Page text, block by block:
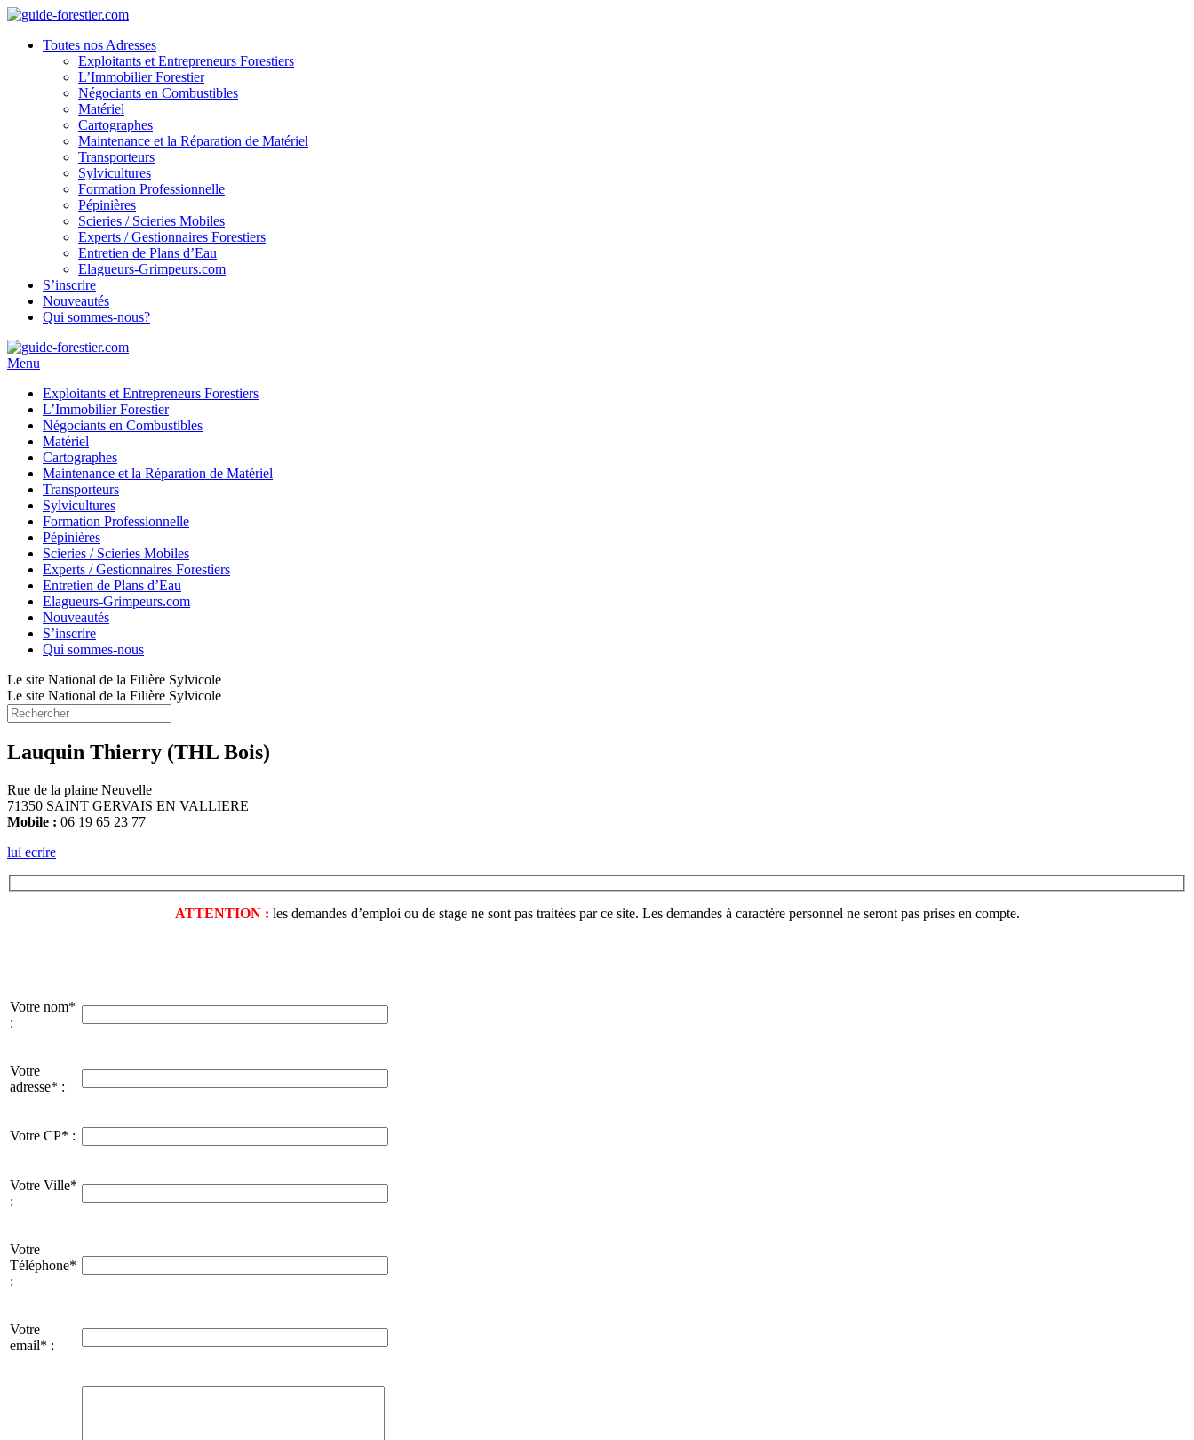
Toutes nos Adresses
Exploitants et Entrepreneurs Forestiers
L’Immobilier Forestier
Négociants en Combustibles
Matériel
Cartographes
Maintenance et la Réparation de Matériel
Transporteurs
Sylvicultures
Formation Professionnelle
Pépinières
Scieries / Scieries Mobiles
Experts / Gestionnaires Forestiers
Entretien de Plans d’Eau
Elagueurs-Grimpeurs.com
S’inscrire
Nouveautés
Qui sommes-nous?
Menu
Exploitants et Entrepreneurs Forestiers
L’Immobilier Forestier
Négociants en Combustibles
Matériel
Cartographes
Maintenance et la Réparation de Matériel
Transporteurs
Sylvicultures
Formation Professionnelle
Pépinières
Scieries / Scieries Mobiles
Experts / Gestionnaires Forestiers
Entretien de Plans d’Eau
Elagueurs-Grimpeurs.com
Nouveautés
S’inscrire
Qui sommes-nous
Le site National de la Filière Sylvicole
Le site National de la Filière Sylvicole
Lauquin Thierry (THL Bois)
Rue de la plaine Neuvelle
71350 SAINT GERVAIS EN VALLIERE
Mobile : 06 19 65 23 77
lui ecrire
ATTENTION : les demandes d’emploi ou de stage ne sont pas traitées par ce site. Les demandes à caractère personnel ne seront pas prises en compte.
Votre nom*
:
Votre
adresse* :
Votre CP* :
Votre Ville*
:
Votre
Téléphone*
:
Votre
email* :